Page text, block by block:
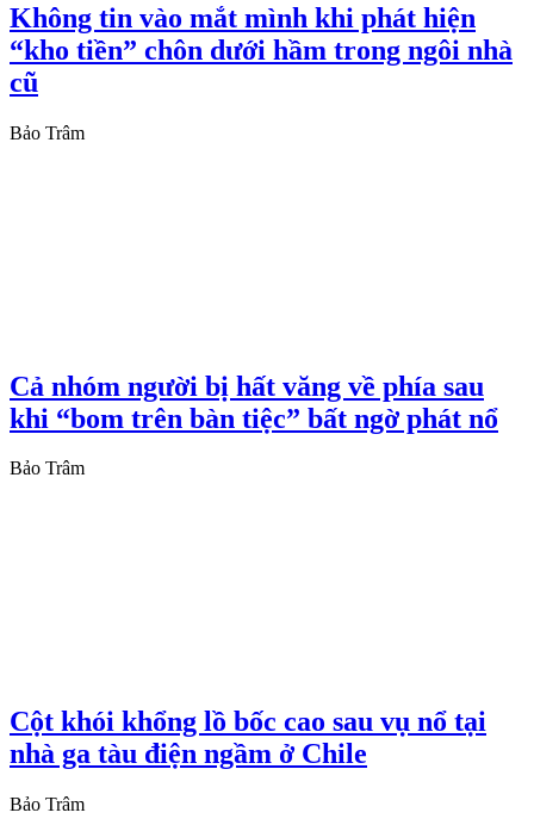
Không tin vào mắt mình khi phát hiện
“kho tiền” chôn dưới hầm trong ngôi nhà
cũ
Bảo Trâm
Cả nhóm người bị hất văng về phía sau
khi “bom trên bàn tiệc” bất ngờ phát nổ
Bảo Trâm
Cột khói khổng lồ bốc cao sau vụ nổ tại
nhà ga tàu điện ngầm ở Chile
Bảo Trâm